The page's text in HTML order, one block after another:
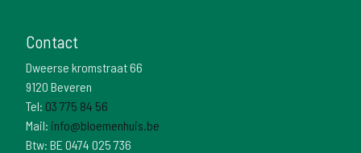
Contact
Dweerse kromstraat 66
9120 Beveren
Tel: 03 775 84 56
Mail: info@bloemenhuis.be
Btw: BE 0474 025 736